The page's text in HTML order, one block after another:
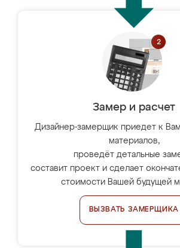
Замер и расчет
Дизайнер-замерщик приедет к
материалов,
проведёт детальные
составит проект и сделает
стоимости Вашей будущей
ВЫЗВАТЬ ЗАМЕРЩИКА